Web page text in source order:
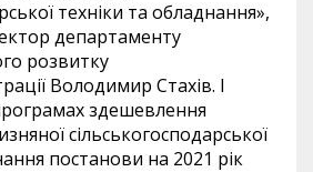
техніки та обладнання»,
департаменту
розвитку
Володимир Стахів. І
здешевлення
сільськогосподарської
постанови на 2021 рік